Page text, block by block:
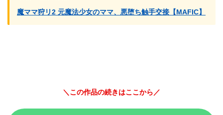
魔ママ狩リ2 元魔法少女のママ、悪堕ち触手交接【MAFIC】
＼この作品の続きはここから／